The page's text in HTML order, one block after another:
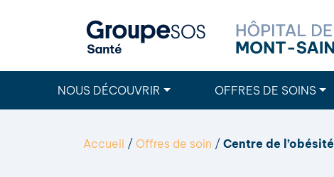
NOUS DÉCOUVRIR OFFRES DE SOINS
Accueil / Offres de soin / Centre de l’obésité